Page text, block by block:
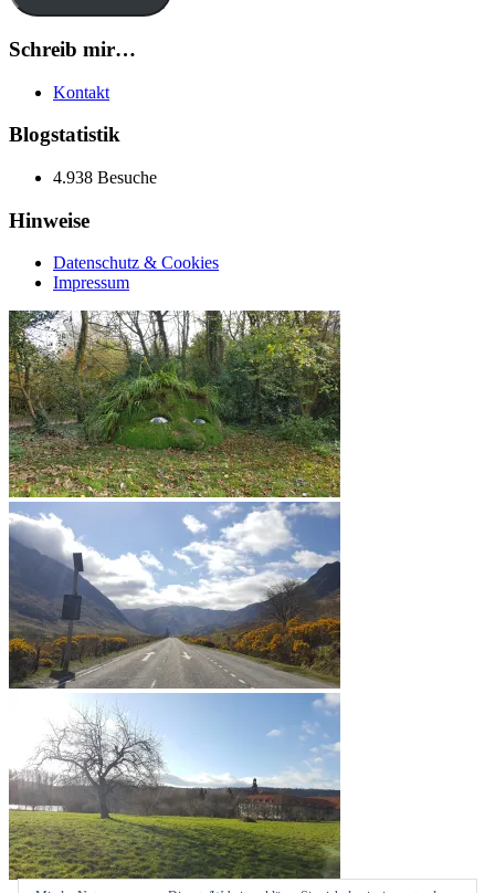
Schreib mir…
Kontakt
Blogstatistik
4.938 Besuche
Hinweise
Datenschutz & Cookies
Impressum